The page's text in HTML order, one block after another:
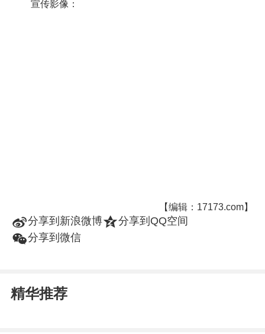
宣传影像：
【编辑：17173.com】
t分享到新浪微博z分享到QQ空间
w分享到微信
精华推荐